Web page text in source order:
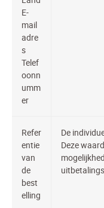
E-
mail
adre
s
Telef
oonn
umm
er
Refer
entie
van
de
best
elling
De
Deze